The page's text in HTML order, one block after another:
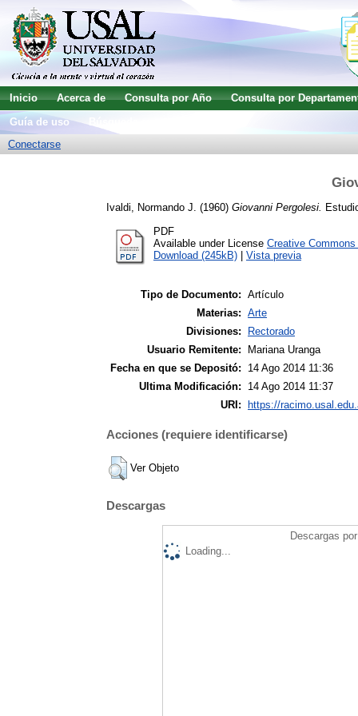
Inicio Acerca de Consulta por Año
Consulta por
Guía de uso
Conectarse
Ivaldi, Normando J. (1960) Giovanni Pergolesi.
PDF
Available under License Creative
Download (245kB)
Vista previa
Tipo de Documento: Artículo
Materias: Arte
Divisiones:
Rectorado
Usuario Remitente:
Mariana Uranga
Fecha en que se Depositó:
14 Ago 2014 11:36
Ultima Modificación:
14 Ago 2014 11:37
URI:
https://
Acciones (requiere identificarse)
Ver Objeto
Descargas
Descargas
Loading...